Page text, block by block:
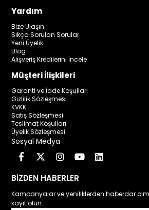
Yardım
Bize Ulaşın
Sıkça Sorulan Sorular
Yeni Üyelik
Blog
Alışveriş Kredilerini İncele
Müşteri İlişkileri
Garanti ve İade Koşulları
Gizlilik Sözleşmesi
KVKK
Satış Sözleşmesi
Teslimat Koşulları
Üyelik Sözleşmesi
Sosyal Medya
BİZDEN HABERLER
Kampanyalar ve yeniliklerden haberdar
kayıt olun.